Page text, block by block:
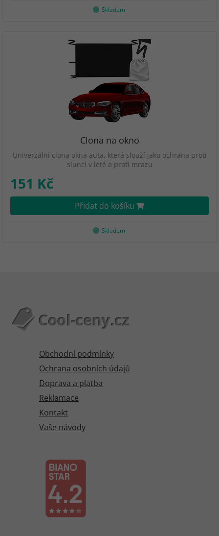
Skladem
Clona na okno
Univerzální clona okna auta, která slouží jako ochrana proti
slunci v létě a proti mrazu
151 Kč
Přidat do košíku
Skladem
Obchodní podmínky
Ochrana osobních údajů
Doprava a platba
Reklamace
Kontakt
Vaše návody